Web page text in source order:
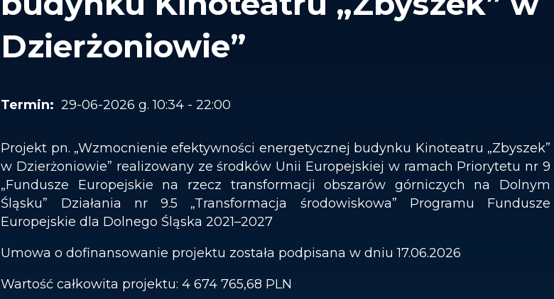
Dzierżoniowie”
29-06-2026 g. 10:34 - 22:00
Projekt pn. „Wzmocnienie efektywności energetycznej budynku Kinoteatru „Zbyszek”
w Dzierżoniowie” realizowany ze środków Unii Europejskiej w ramach Priorytetu nr 9
„Fundusze Europejskie na rzecz transformacji obszarów górniczych na Dolnym
Śląsku” Działania nr 9.5 „Transformacja środowiskowa” Programu Fundusze
Europejskie dla Dolnego Śląska 2021–2027
Umowa o dofinansowanie projektu została podpisana w dniu 17.06.2026
Wartość całkowita projektu: 4 674 765,68 PLN